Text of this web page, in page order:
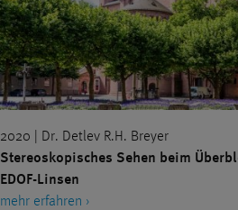
2020 | Dr. Detlev R.H. Breyer
Stereoskopisches Sehen beim
EDOF-Linsen
mehr erfahren ›